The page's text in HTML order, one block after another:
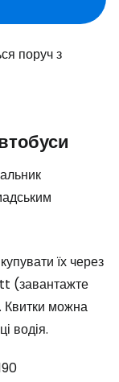
поруч з
їх через
(завантажте
Квитки можна
водія.